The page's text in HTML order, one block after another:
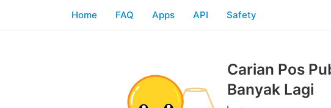
Home FAQ Apps API Safety
Carian Pos
Banyak Lagi